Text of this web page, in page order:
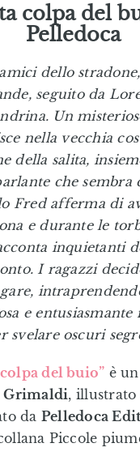
Illustrazioni
Giochi
Editorial
Formazione & Labs
Shop
colpa del
Pelledoca
dello
seguito da
Un
nella vecchia
della salita,
che sembra
Fred afferma di
e durante le
inquietanti
I ragazzi
e entusiasmante
svelare oscuri
del buio” è
Grimaldi, illustrato
da Pelledoca
Piccole